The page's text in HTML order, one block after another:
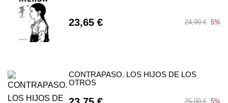
23,65 € 24,90 € 5%
CONTRAPASO. LOS HIJOS DE LOS
OTROS
25,00 € 5%